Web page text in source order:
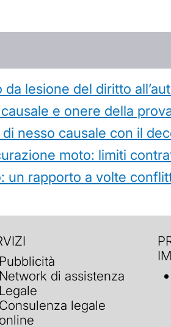
lesione del diritto
e onere della
nesso causale con il
moto: limiti
un rapporto a volte
Pubblicità
Network di assistenza
Legale
Consulenza legale
online